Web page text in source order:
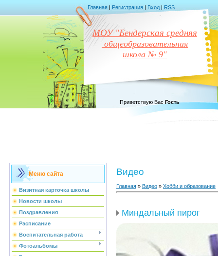
Главная | Регистрация | Вход | RSS
МОУ "Бендерская средняя
общеобразовательная
школа № 9"
Приветствую Вас Гость
Меню сайта
Визитная карточка школы
Новости школы
Поздравления
Расписание
Воспитательная работа
Фотоальбомы
Видео
Главная » Видео » Хобби и образование
Миндальный пирог